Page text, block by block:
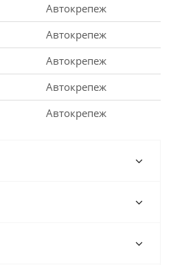
Автокрепеж
Автокрепеж
Автокрепеж
Автокрепеж
Автокрепеж